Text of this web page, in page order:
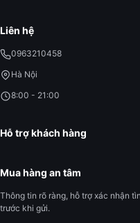
Liên hệ
0963210458
Hà Nội
8:00 - 21:00
Hỗ trợ khách hàng
Mua hàng an tâm
Thông tin rõ ràng, hỗ trợ xác nhận
trước khi gửi.